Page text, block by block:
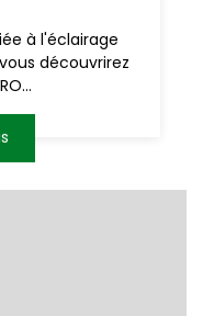
à l'éclairage
découvrirez